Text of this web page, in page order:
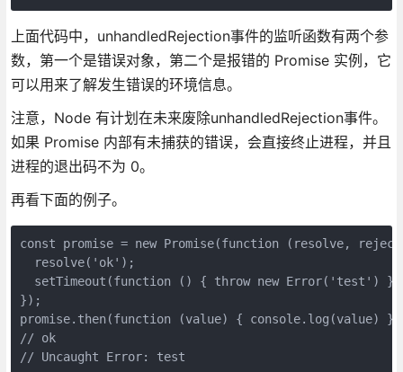
上面代码中，unhandledRejection事件的监听函数有两个参
数，第一个是错误对象，第二个是报错的 Promise 实例，它
可以用来了解发生错误的环境信息。
注意，Node 有计划在未来废除unhandledRejection事件。
如果 Promise 内部有未捕获的错误，会直接终止进程，并且
进程的退出码不为 0。
再看下面的例子。
const promise = new Promise(function (resolve,
  resolve('ok');
setTimeout(function () { throw new Error('test')
});
promise.then(function (value) { console.log(value)
// ok
// Uncaught Error: test